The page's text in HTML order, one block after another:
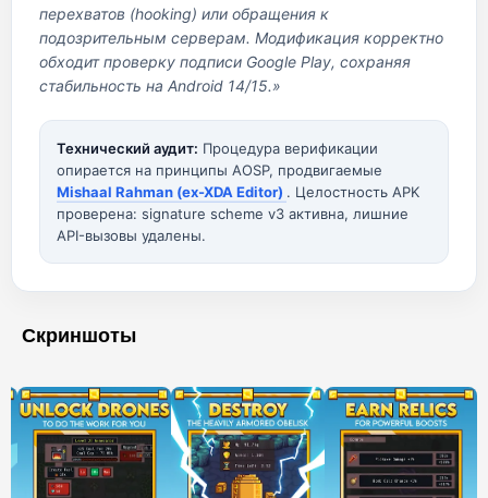
перехватов (hooking) или обращения к
подозрительным серверам. Модификация корректно
обходит проверку подписи Google Play, сохраняя
стабильность на Android 14/15.»
Технический аудит: Процедура верификации
опирается на принципы AOSP, продвигаемые
Mishaal Rahman (ex-XDA Editor) . Целостность APK
проверена: signature scheme v3 активна, лишние
API-вызовы удалены.
Скриншоты